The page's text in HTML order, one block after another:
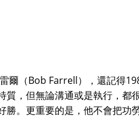
爾（Bob Farrell），還記得
質，但無論溝通或是執行，都
勝。更重要的是，他不會把功